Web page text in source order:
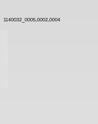
1140032_0005,0002,0004